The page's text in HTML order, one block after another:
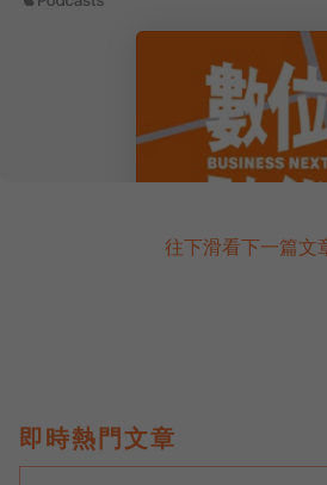
往下滑看下一篇文
即時熱門文章